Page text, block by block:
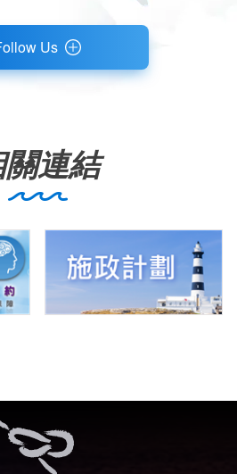
Us
連結